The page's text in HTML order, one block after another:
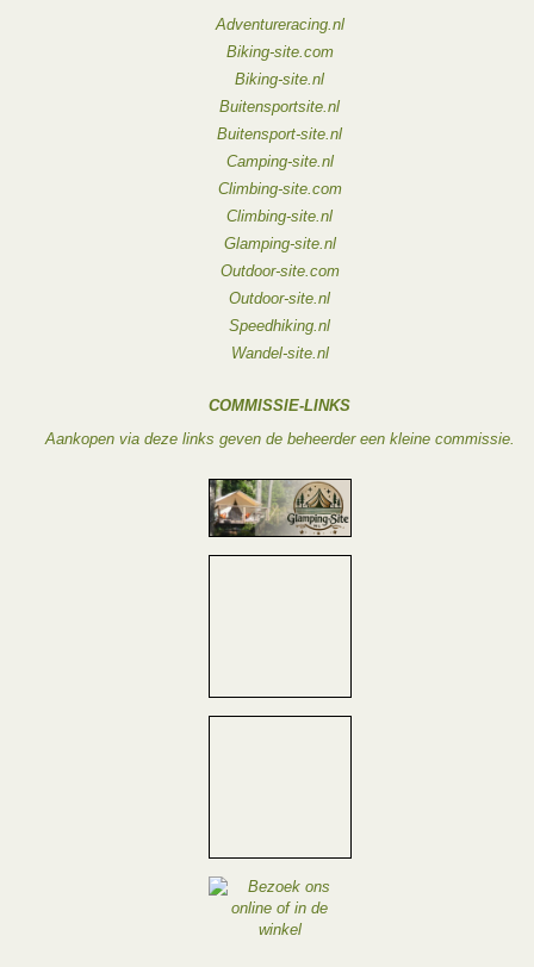
Adventureracing.nl
Biking-site.com
Biking-site.nl
Buitensportsite.nl
Buitensport-site.nl
Camping-site.nl
Climbing-site.com
Climbing-site.nl
Glamping-site.nl
Outdoor-site.com
Outdoor-site.nl
Speedhiking.nl
Wandel-site.nl
COMMISSIE-LINKS
Aankopen via deze links geven de beheerder een kleine commissie.